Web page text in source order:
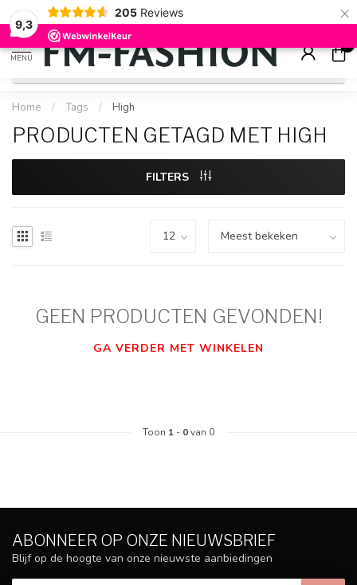
9,3
205 Reviews ×
Check onzesale artikelenvoor flinke kortingen
MENU
0
Home / Tags / High
PRODUCTEN GETAGD MET HIGH
FILTERS
GEEN PRODUCTEN GEVONDEN!
GA VERDER MET WINKELEN
Toon 1 - 0van 0
ABONNEER OP ONZE NIEUWSBRIEF
Blijf op de hoogte van onze nieuwste aanbiedingen